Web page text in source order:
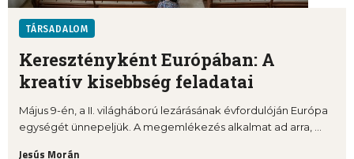
TÁRSADALOM
Keresztényként Európában: A
kreatív kisebbség feladatai
Május 9-én, a II. világháború lezárásának évfordulóján Európa
egységét ünnepeljük. A megemlékezés alkalmat ad arra, ...
Jesús Morán